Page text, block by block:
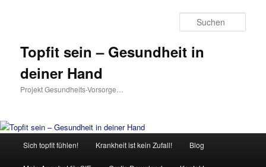
Topfit sein – Gesundheit in
deiner Hand
Projekt Gesundheits-Vorsorge…
Zum
Zum
Sich topfit fühlen! Krankheit ist kein Zufall! Blog